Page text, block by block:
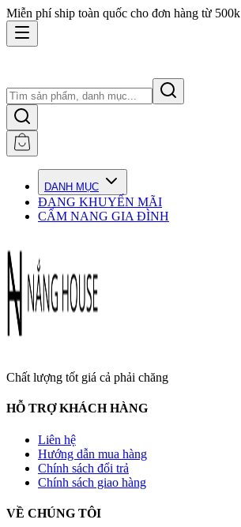
Miễn phí ship toàn quốc cho đơn hàng từ 500k
DANH MỤC
ĐANG KHUYẾN MÃI
CẨM NANG GIA ĐÌNH
Chất lượng tốt giá cả phải chăng
HỖ TRỢ KHÁCH HÀNG
Liên hệ
Hướng dẫn mua hàng
Chính sách đổi trả
Chính sách giao hàng
VỀ CHÚNG TÔI